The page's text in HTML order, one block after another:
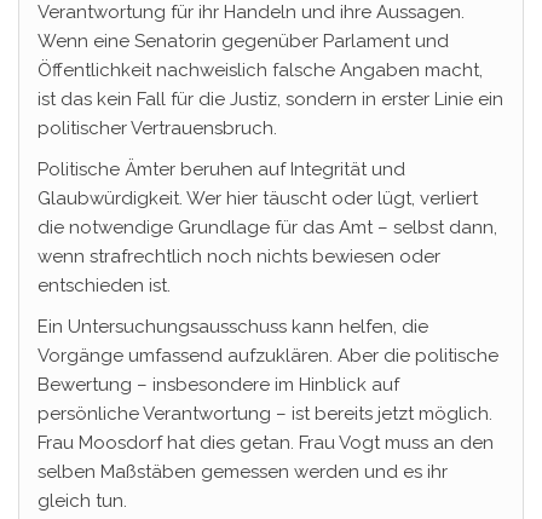
Verantwortung für ihr Handeln und ihre Aussagen.
Wenn eine Senatorin gegenüber Parlament und
Öffentlichkeit nachweislich falsche Angaben macht,
ist das kein Fall für die Justiz, sondern in erster Linie ein
politischer Vertrauensbruch.
Politische Ämter beruhen auf Integrität und
Glaubwürdigkeit. Wer hier täuscht oder lügt, verliert
die notwendige Grundlage für das Amt – selbst dann,
wenn strafrechtlich noch nichts bewiesen oder
entschieden ist.
Ein Untersuchungsausschuss kann helfen, die
Vorgänge umfassend aufzuklären. Aber die politische
Bewertung – insbesondere im Hinblick auf
persönliche Verantwortung – ist bereits jetzt möglich.
Frau Moosdorf hat dies getan. Frau Vogt muss an den
selben Maßstäben gemessen werden und es ihr
gleich tun.